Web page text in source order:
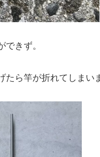
きず。
ら竿が折れてしまい